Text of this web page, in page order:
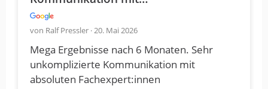
von Ralf Pressler · 20. Mai 2026
Mega Ergebnisse nach 6 Monaten. Sehr
unkomplizierte Kommunikation mit
absoluten Fachexpert:innen